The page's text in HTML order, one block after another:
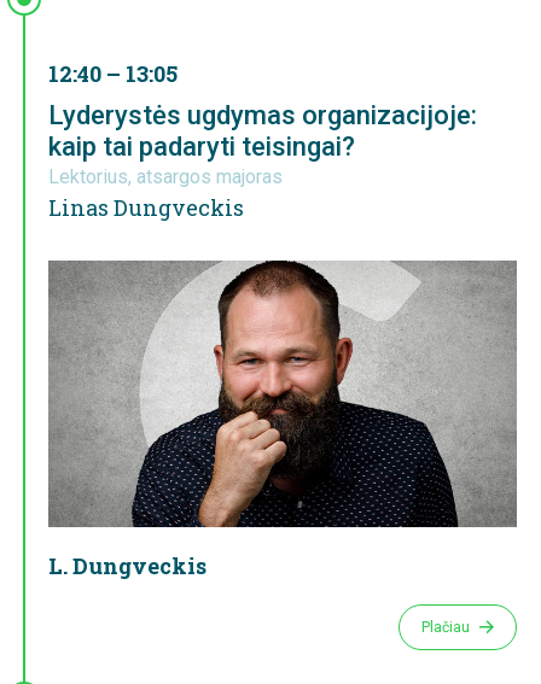
12:40 – 13:05
Lyderystės ugdymas organizacijoje:
kaip tai padaryti teisingai?
Lektorius, atsargos majoras
Linas Dungveckis
L. Dungveckis
Plačiau